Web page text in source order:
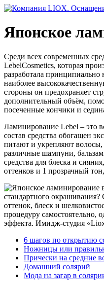
Японское
Среди всех современных
LebelCosmetics, которая
разработала
наиболее
стороны он предохраняет
дополнительный объём,
посеченные кончики и
Ламинирование Lebel – это
состав средства обогащен
питают и укрепляют волосы,
различные шампуни,
средства для блеска и
оттенков и 1 прозрачный
стандартного
оттенок, блеск и
процедуру самостоятельно,
эффекта. Имидж-студия «Liox
6 шагов по открытию
Ножницы или
Прически на средние
Домашний солярий
Мода на загар в